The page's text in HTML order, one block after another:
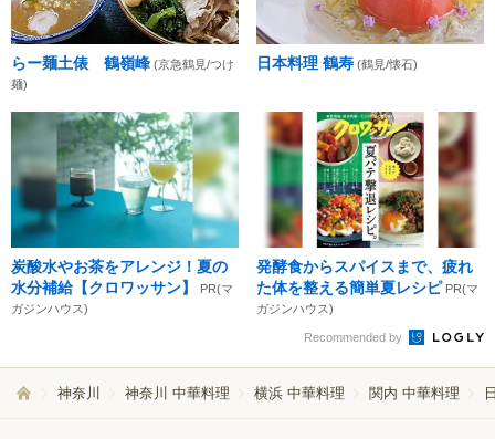
らー麺土俵 鶴嶺峰 (京急鶴見/つけ
麺)
日本料理 鶴寿 (鶴見/懐石)
炭酸水やお茶をアレンジ！夏の
水分補給【クロワッサン】
PR(マ
ガジンハウス)
発酵食からスパイスまで、疲れ
た体を整える簡単夏レシピ PR(マ
ガジンハウス)
Recommended by
神奈川 神奈川 中華料理 横浜 中華料理 関内 中華料理